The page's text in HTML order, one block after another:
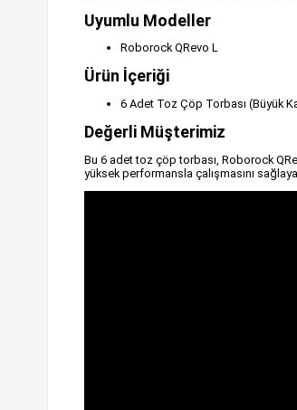
Uyumlu Modeller
Roborock QRevo L
Ürün İçeriği
6 Adet Toz Çöp Torbası (Büyük
Değerli Müşterimiz
Bu 6 adet toz çöp torbası, Roborock
yüksek performansla çalışmasını